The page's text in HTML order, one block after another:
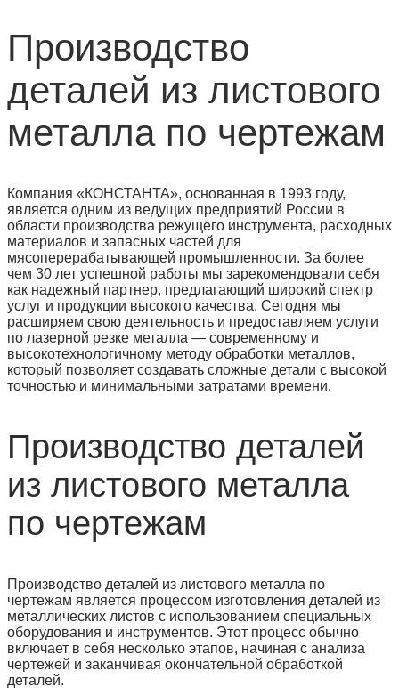
Производство
деталей из листового
металла по чертежам
Компания «КОНСТАНТА», основанная в 1993 году,
является одним из ведущих предприятий России в
области производства режущего инструмента, расходных
материалов и запасных частей для
мясоперерабатывающей промышленности. За более
чем 30 лет успешной работы мы зарекомендовали себя
как надежный партнер, предлагающий широкий спектр
услуг и продукции высокого качества. Сегодня мы
расширяем свою деятельность и предоставляем услуги
по лазерной резке металла — современному и
высокотехнологичному методу обработки металлов,
который позволяет создавать сложные детали с высокой
точностью и минимальными затратами времени.
Производство деталей
из листового металла
по чертежам
Производство деталей из листового металла по
чертежам является процессом изготовления деталей из
металлических листов с использованием специальных
оборудования и инструментов. Этот процесс обычно
включает в себя несколько этапов, начиная с анализа
чертежей и заканчивая окончательной обработкой
деталей.